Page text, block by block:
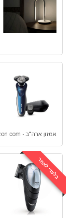
אמזון ארה"ב - Amazon com
בלעדי לאתר